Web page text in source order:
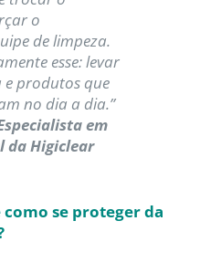
o
de limpeza.
esse: levar
produtos que
no dia a dia.”
em
da Higiclear
como se proteger da